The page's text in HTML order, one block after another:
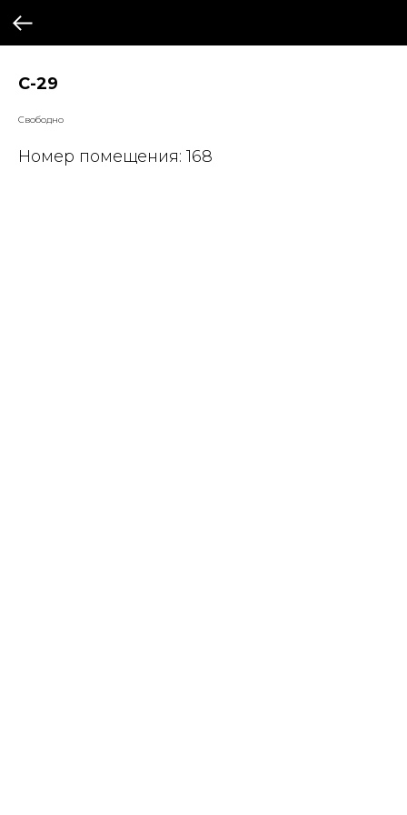
С-29
Свободно
Номер помещения: 168